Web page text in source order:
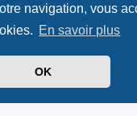
navigation, vous
En savoir plus
OK